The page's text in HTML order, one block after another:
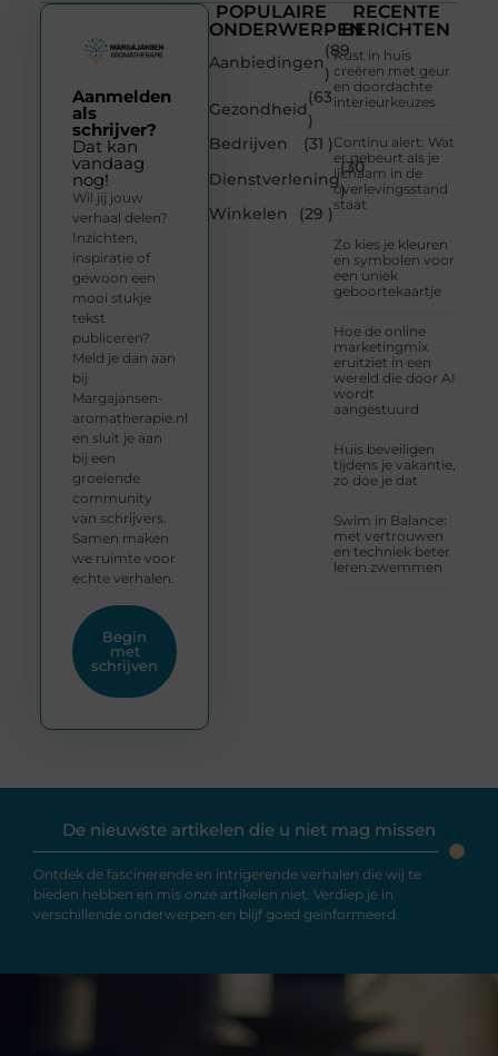
POPULAIRE
ONDERWERPEN
Aanbiedingen
(89
)
Gezondheid
(63
)
Bedrijven
(31 )
Dienstverlening
(30
)
Winkelen
(29 )
RECENTE
BERICHTEN
Rust in huis
creëren met geur
en doordachte
interieurkeuzes
Continu alert: Wat
er gebeurt als je
lichaam in de
overlevingsstand
staat
Zo kies je kleuren
en symbolen voor
een uniek
geboortekaartje
Hoe de online
marketingmix
eruitziet in een
wereld die door AI
wordt
aangestuurd
Huis beveiligen
tijdens je vakantie,
zo doe je dat
Swim in Balance:
met vertrouwen
en techniek beter
leren zwemmen
Aanmelden
als
schrijver?
Dat kan
vandaag
nog!
Wil jij jouw
verhaal delen?
Inzichten,
inspiratie of
gewoon een
mooi stukje
tekst
publiceren?
Meld je dan aan
bij
Margajansen-
aromatherapie.nl
en sluit je aan
bij een
groeiende
community
van schrijvers.
Samen maken
we ruimte voor
echte verhalen.
Begin
met
schrijven
De nieuwste artikelen die u niet mag missen
Ontdek de fascinerende en intrigerende verhalen die wij te
bieden hebben en mis onze artikelen niet. Verdiep je in
verschillende onderwerpen en blijf goed geïnformeerd.